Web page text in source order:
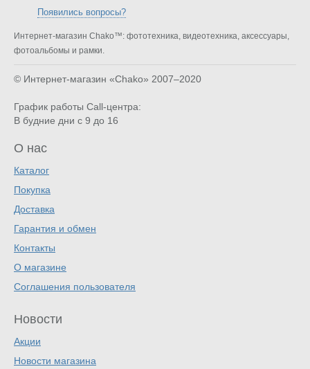
Появились вопросы?
Интернет-магазин Chako™: фототехника, видеотехника, аксессуары,
фотоальбомы и рамки.
© Интернет-магазин «Chako» 2007–2020
График работы Call-центра:
В будние дни с 9 до 16
О нас
Каталог
Покупка
Доставка
Гарантия и обмен
Контакты
О магазине
Соглашения пользователя
Новости
Акции
Новости магазина